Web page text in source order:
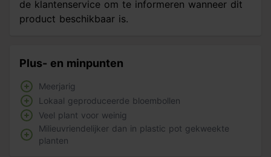
de klantenservice om te informeren wanneer dit
product beschikbaar is.
Plus- en minpunten
Meerjarig
Lokaal geproduceerde bloembollen
Veel plant voor weinig
Milieuvriendelijker dan in plastic pot gekweekte
planten